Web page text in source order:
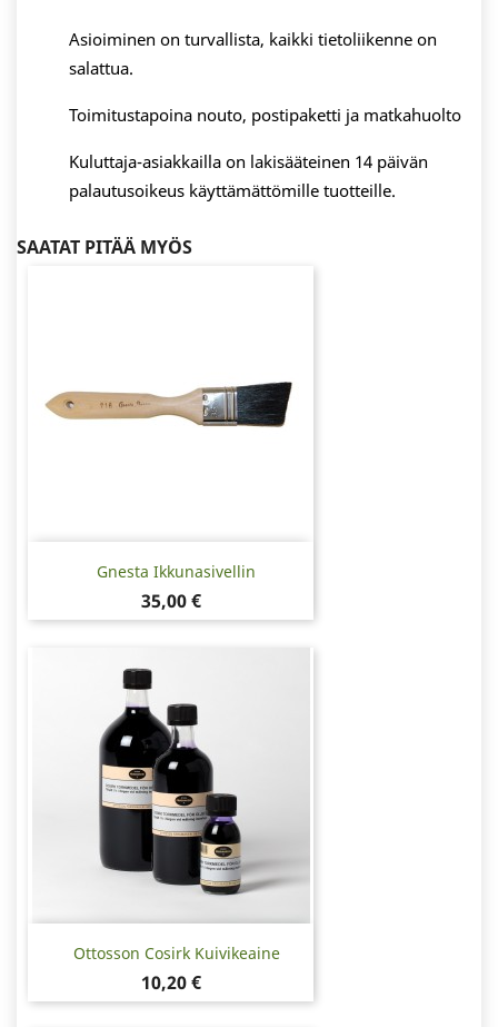
Asioiminen on turvallista, kaikki tietoliikenne on
salattua.
Toimitustapoina nouto, postipaketti ja matkahuolto
Kuluttaja-asiakkailla on lakisääteinen 14 päivän
palautusoikeus käyttämättömille tuotteille.
SAATAT PITÄÄ MYÖS
Gnesta Ikkunasivellin
Hinta
35,00 €
Ottosson Cosirk Kuivikeaine
Hinta
10,20 €